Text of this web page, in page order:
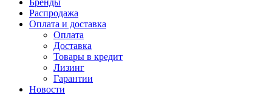
Бренды
Распродажа
Оплата и доставка
Оплата
Доставка
Товары в кредит
Лизинг
Гарантии
Новости